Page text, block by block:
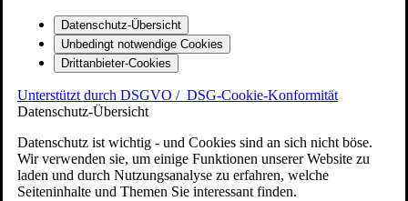
Datenschutz-Übersicht
Unbedingt notwendige Cookies
Drittanbieter-Cookies
Unterstützt durch DSGVO / DSG-Cookie-Konformität
Datenschutz-Übersicht
Datenschutz ist wichtig - und Cookies sind an sich nicht böse.
Wir verwenden sie, um einige Funktionen unserer Website zu
laden und durch Nutzungsanalyse zu erfahren, welche
Seiteninhalte und Themen Sie interessant finden.